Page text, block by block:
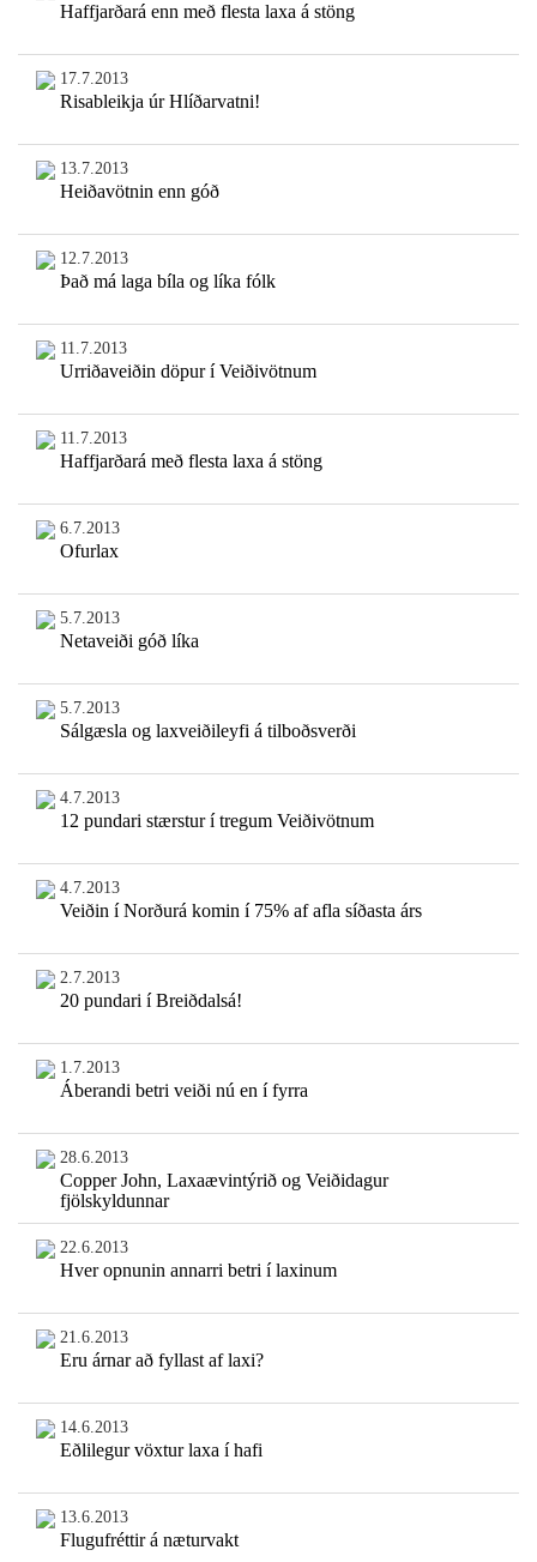
Haffjarðará enn með flesta laxa á stöng
17.7.2013
Risableikja úr Hlíðarvatni!
13.7.2013
Heiðavötnin enn góð
12.7.2013
Það má laga bíla og líka fólk
11.7.2013
Urriðaveiðin döpur í Veiðivötnum
11.7.2013
Haffjarðará með flesta laxa á stöng
6.7.2013
Ofurlax
5.7.2013
Netaveiði góð líka
5.7.2013
Sálgæsla og laxveiðileyfi á tilboðsverði
4.7.2013
12 pundari stærstur í tregum Veiðivötnum
4.7.2013
Veiðin í Norðurá komin í 75% af afla síðasta árs
2.7.2013
20 pundari í Breiðdalsá!
1.7.2013
Áberandi betri veiði nú en í fyrra
28.6.2013
Copper John, Laxaævintýrið og Veiðidagur
fjölskyldunnar
22.6.2013
Hver opnunin annarri betri í laxinum
21.6.2013
Eru árnar að fyllast af laxi?
14.6.2013
Eðlilegur vöxtur laxa í hafi
13.6.2013
Flugufréttir á næturvakt